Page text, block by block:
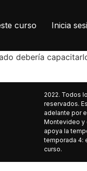
curso Inicia
debería
2022. Todos
reservados.
adelante por
Montevideo y
apoya la
temporada 4:
curso.